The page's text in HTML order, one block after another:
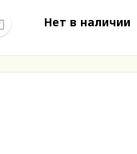
Нет в наличии